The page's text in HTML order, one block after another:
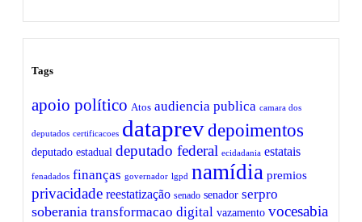
Tags
apoio político Atos audiencia publica camara dos
deputados certificacoes dataprevdepoimentos
deputado estadual deputado federal ecidadania estatais
fenadados finanças governador lgpd namídia premios
privacidade reestatização senado senador serpro
soberania transformacao digital vazamento vocesabia